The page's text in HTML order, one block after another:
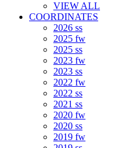
VIEW ALL
COORDINATES
2026 ss
2025 fw
2025 ss
2023 fw
2023 ss
2022 fw
2022 ss
2021 ss
2020 fw
2020 ss
2019 fw